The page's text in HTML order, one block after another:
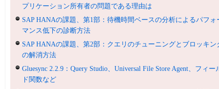
プリケーション所有者の問題である理由は
SAP HANAの課題、第1部：待機時間ベースの分析によるパフォ
マンス低下の診断方法
SAP HANAの課題、第2部：クエリのチューニングとブロッキン
の解消方法
Gluesync 2.2.9：Query Studio、Universal File Store Agent、フィー
ド関数など